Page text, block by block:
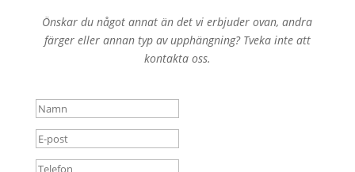
Önskar du något annat än det vi erbjuder ovan, andra
färger eller annan typ av upphängning? Tveka inte att
kontakta oss.